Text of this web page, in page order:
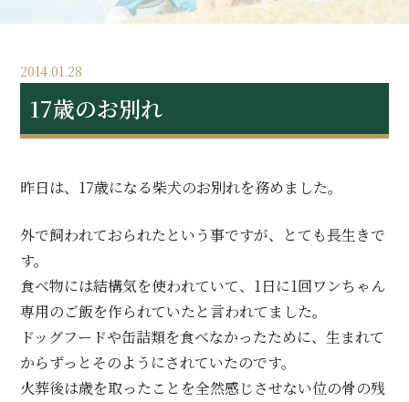
2014.01.28
17歳のお別れ
昨日は、17歳になる柴犬のお別れを務めました。
外で飼われておられたという事ですが、とても長生きで
す。
食べ物には結構気を使われていて、1日に1回ワンちゃん
専用のご飯を作られていたと言われてました。
ドッグフードや缶詰類を食べなかったために、生まれて
からずっとそのようにされていたのです。
火葬後は歳を取ったことを全然感じさせない位の骨の残